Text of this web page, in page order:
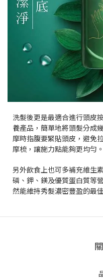
洗髮後更是最適合進行頭皮
養產品，簡單地將頭髮分成
摩時指腹要緊貼頭皮，避免
摩梳，讓施力點能夠更均勻。
另外飲食上也可多補充維生
磷、鉀、鎂及優質蛋白質等
然能維持秀髮濃密豐盈的最